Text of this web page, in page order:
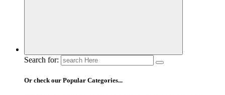
Search for:
Or check our Popular Categories...